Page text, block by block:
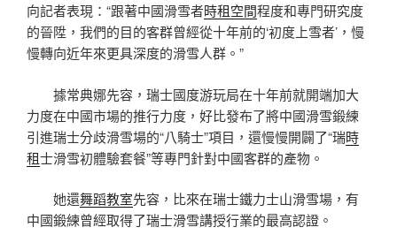
向記者表現：“跟著中國滑雪者時租空間程度和專門研究度
的晉陞，我們的目的客群曾經從十年前的‘初度上雪者’，慢
慢轉向近年來更具深度的滑雪人群。”
據常典娜先容，瑞士國度游玩局在十年前就開端加大
力度在中國市場的推行力度，好比發布了將中國滑雪鍛練
引進瑞士分歧滑雪場的“八騎士”項目，還慢慢開闢了“瑞時
租士滑雪初體驗套餐”等專門針對中國客群的產物。
她還舞蹈教室先容，比來在瑞士鐵力士山滑雪場，有
中國鍛練曾經取得了瑞士滑雪講授行業的最高認證。